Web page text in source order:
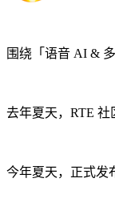
围绕「语音 AI &
去年夏天，RTE 社
今年夏天，正式发